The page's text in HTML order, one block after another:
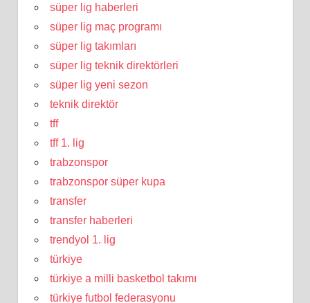
süper lig haberleri
süper lig maç programı
süper lig takımları
süper lig teknik direktörleri
süper lig yeni sezon
teknik direktör
tff
tff 1. lig
trabzonspor
trabzonspor süper kupa
transfer
transfer haberleri
trendyol 1. lig
türkiye
türkiye a milli basketbol takımı
türkiye futbol federasyonu